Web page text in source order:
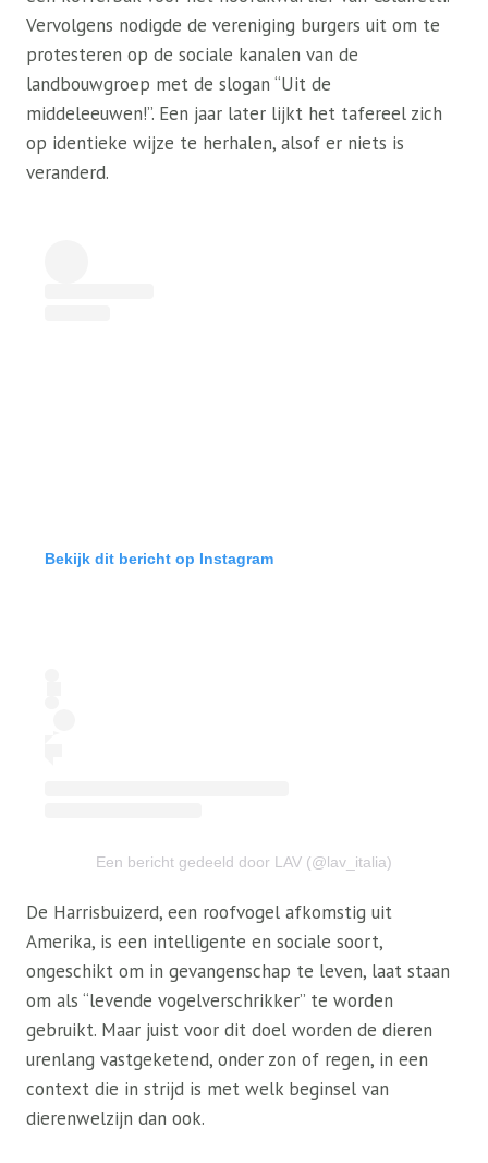
Vervolgens nodigde de vereniging burgers uit om te
protesteren op de sociale kanalen van de
landbouwgroep met de slogan “Uit de
middeleeuwen!”. Een jaar later lijkt het tafereel zich
op identieke wijze te herhalen, alsof er niets is
veranderd.
Bekijk dit bericht op Instagram
Een bericht gedeeld door LAV (@lav_italia)
De Harrisbuizerd, een roofvogel afkomstig uit
Amerika, is een intelligente en sociale soort,
ongeschikt om in gevangenschap te leven, laat staan ​​
om als “levende vogelverschrikker” te worden
gebruikt. Maar juist voor dit doel worden de dieren
urenlang vastgeketend, onder zon of regen, in een
context die in strijd is met welk beginsel van
dierenwelzijn dan ook.